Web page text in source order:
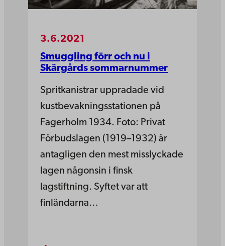
3.6.2021
Smuggling förr och nu i
Skärgårds sommarnummer
Spritkanistrar uppradade vid
kustbevakningsstationen på
Fagerholm 1934. Foto: Privat
Förbudslagen (1919–1932) är
antagligen den mest misslyckade
lagen någonsin i finsk
lagstiftning. Syftet var att
finländarna…